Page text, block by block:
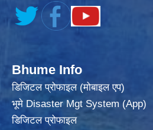
Bhume Info
डिजिटल प्रोफाइल (मोबाइल एप)
भूमे Disaster Mgt System (App)
डिजिटल प्रोफाइल